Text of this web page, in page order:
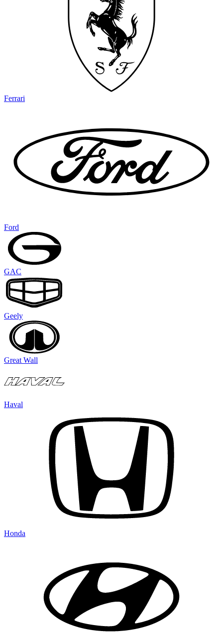
Ferrari
Ford
GAC
Geely
Great Wall
Haval
Honda